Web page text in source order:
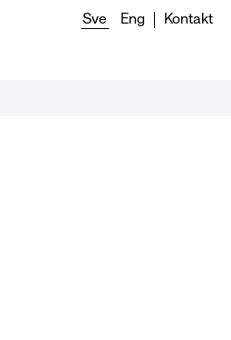
Sve Eng Kontakt